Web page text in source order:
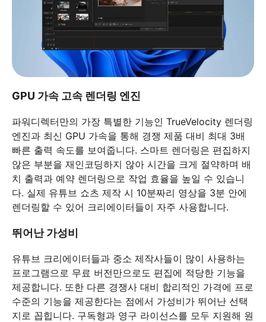
GPU 가속 고속 렌더링 엔진
파워디렉터만의 가장 특별한 기능인 TrueVelocity 렌더링
엔진과 최신 GPU 가속을 통해 경쟁 제품 대비 최대 3배
빠른 출력 속도를 보여줍니다. 스마트 렌더링은 편집하지
않은 부분을 재인코딩하지 않아 시간을 크게 절약하며 배
치 출력과 예약 렌더링으로 작업 효율을 높일 수 있습니
다. 실제 유튜브 쇼츠 제작 시 10분짜리 영상을 3분 안에
렌더링할 수 있어 크리에이터들이 자주 사용합니다.
뛰어난 가성비
유튜브 크리에이터들과 중소 제작사들이 많이 사용하는
프로그램으로 무료 버전만으로도 편집에 적당한 기능을
제공합니다. 또한 다른 경쟁사 대비 합리적인 가격에 프로
수준의 기능을 제공한다는 점에서 가성비가 뛰어난 선택
지로 꼽힙니다. 구독형과 영구 라이선스를 모두 지원해 원